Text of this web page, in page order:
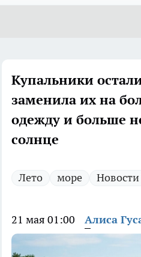
Купальники
заменила их на
одежду и больше
солнце
Лето море
21 мая 01:00 Алиса